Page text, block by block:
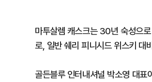
마투살렘 캐스크는 30년 숙성으
로, 일반 쉐리 피니시드 위스키 대
골든블루 인터내셔널 박소영 대표